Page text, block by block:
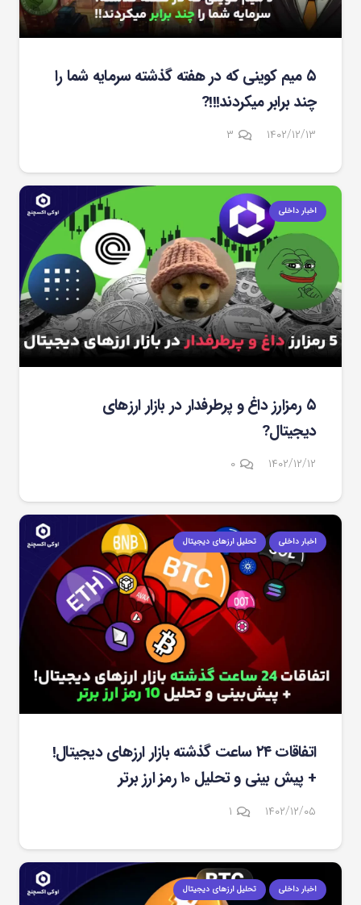
۵ میم کوینی که در هفته گذشته سرمایه شما را
چند برابر میکردند!!!?
۱۴۰۲/۱۲/۱۳ ۳دیدگاه
اخبار داخلی
۵ رمزارز داغ و پرطرفدار در بازار ارزهای
دیجیتال?
۱۴۰۲/۱۲/۱۲ ۰
اخبار داخلی تحلیل ارزهای دیجیتال
اتفاقات ۲۴ ساعت گذشته بازار ارزهای دیجیتال!
+ پیش بینی و تحلیل ۱۰ رمز ارز برتر
۱۴۰۲/۱۲/۰۵ ۱دیدگاه
اخبار داخلی تحلیل ارزهای دیجیتال